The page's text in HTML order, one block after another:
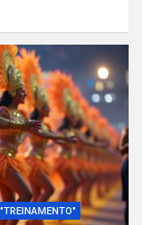
"TREINAMENTO"